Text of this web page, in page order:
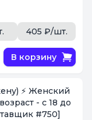
405 ₽/шт.
В корзину
⚡️ Женский
- с 18 до
#750]